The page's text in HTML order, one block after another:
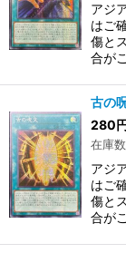
アジ
はご
傷と
合が
古の
280
在庫
アジ
はご
傷と
合が